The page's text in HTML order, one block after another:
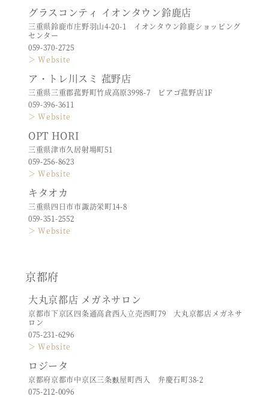
グラスコンティ イオンタウン鈴鹿店
三重県鈴鹿市庄野羽山4-20-1 イオンタウン鈴鹿ショッピング
センター
059-370-2725
＞ Website
ア・トレ川スミ 菰野店
三重県三重郡菰野町竹成高原3998-7 ピアゴ菰野店1F
059-396-3611
＞ Website
OPT HORI
三重県津市久居射場町51
059-256-8623
＞ Website
キタオカ
三重県四日市市諏訪栄町14-8
059-351-2552
＞ Website
京都府
大丸京都店 メガネサロン
京都市下京区四条通高倉西入立売西町79 大丸京都店メガネサ
ロン
075-231-6296
＞ Website
ロジータ
京都府京都市中京区三条麩屋町西入 弁慶石町38-2
075-212-0096